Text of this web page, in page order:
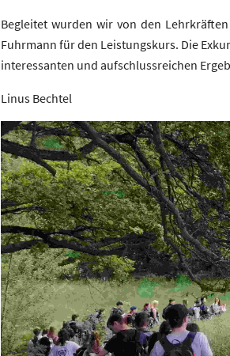
Begleitet wurden wir von den
Fuhrmann für den Leistungskurs. Die
interessanten und aufschlussreichen
Linus Bechtel